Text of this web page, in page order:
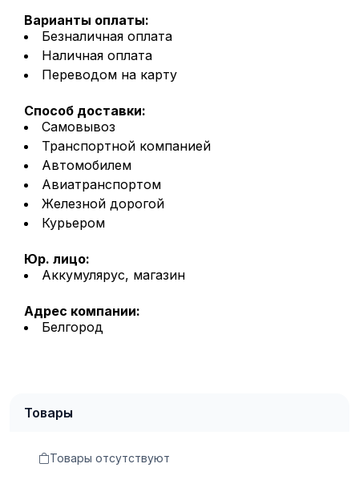
Варианты оплаты:
Безналичная оплата
Наличная оплата
Переводом на карту
Способ доставки:
Самовывоз
Транспортной компанией
Автомобилем
Авиатранспортом
Железной дорогой
Курьером
Юр. лицо:
Аккумулярус, магазин
Адрес компании:
Белгород
Товары
Товары отсутствуют